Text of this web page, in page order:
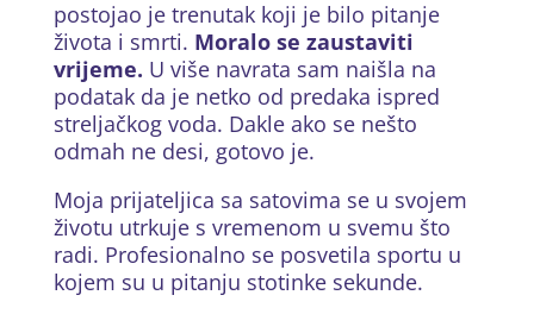
postojao je trenutak koji je bilo pitanje
života i smrti. Moralo se zaustaviti
vrijeme. U više navrata sam naišla na
podatak da je netko od predaka ispred
streljačkog voda. Dakle ako se nešto
odmah ne desi, gotovo je.
Moja prijateljica sa satovima se u svojem
životu utrkuje s vremenom u svemu što
radi. Profesionalno se posvetila sportu u
kojem su u pitanju stotinke sekunde.